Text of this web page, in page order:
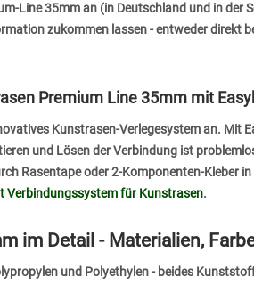
Line 35mm an (in Deutschland und in der
zukommen lassen - entweder direkt
Premium Line 35mm mit
Kunstrasen-Verlegesystem an. Mit
und Lösen der Verbindung ist
Rasentape oder 2-Komponenten-Kleber
Verbindungssystem für Kunstrasen.
im Detail - Materialien,
und Polyethylen - beides